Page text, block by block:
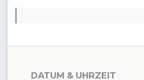
DATUM & UHRZEIT